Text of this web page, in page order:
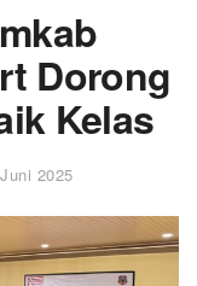
Dorong
Kelas
2025